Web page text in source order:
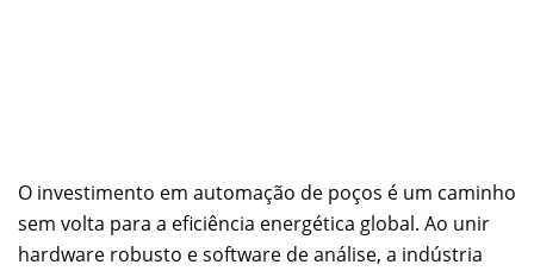
O investimento em automação de poços é um caminho
sem volta para a eficiência energética global. Ao unir
hardware robusto e software de análise, a indústria